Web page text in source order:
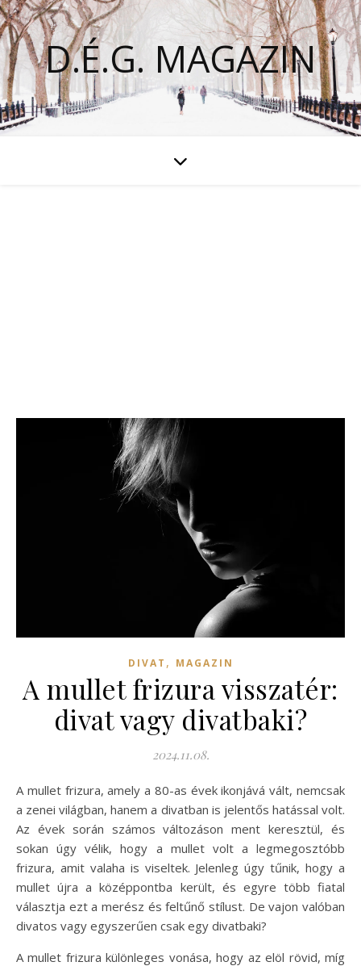
D.É.G. MAGAZIN
DIVAT , MAGAZIN
A mullet frizura visszatér:
divat vagy divatbaki?
2024.11.08.
A mullet frizura, amely a 80-as évek ikonjává vált, nemcsak
a zenei világban, hanem a divatban is jelentős hatással volt.
Az évek során számos változáson ment keresztül, és
sokan úgy vélik, hogy a mullet volt a legmegosztóbb
frizura, amit valaha is viseltek. Jelenleg úgy tűnik, hogy a
mullet újra a középpontba került, és egyre több fiatal
választja ezt a merész és feltűnő stílust. De vajon valóban
divatos vagy egyszerűen csak egy divatbaki?
A mullet frizura különleges vonása, hogy az elöl rövid, míg